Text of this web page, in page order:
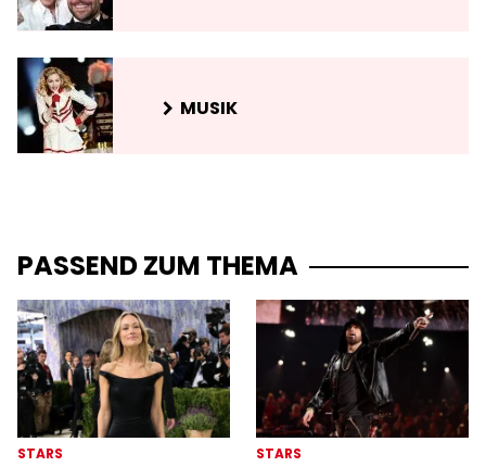
MUSIK
PASSEND ZUM THEMA
STARS STARS